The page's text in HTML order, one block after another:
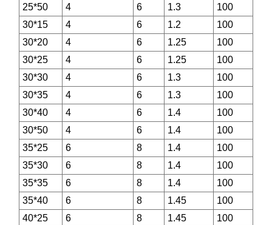
25*50 4 6 1.3
100
30*15
4 6 1.2
100
30*20
4 6 1.25
100
30*25
4 6 1.25
100
30*30
4 6 1.3
100
30*35
4 6 1.3
100
30*40
4 6 1.4
100
30*50
4 6 1.4
100
35*25
6 8 1.4
100
35*30
6 8 1.4
100
35*35
6 8 1.4
100
35*40
6 8 1.45
100
40*25
6 8 1.45
100